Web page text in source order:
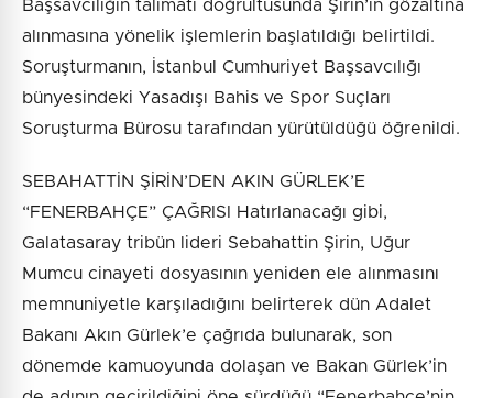
Başsavcılığın talimatı doğrultusunda Şirin’in gözaltına
alınmasına yönelik işlemlerin başlatıldığı belirtildi.
Soruşturmanın, İstanbul Cumhuriyet Başsavcılığı
bünyesindeki Yasadışı Bahis ve Spor Suçları
Soruşturma Bürosu tarafından yürütüldüğü öğrenildi.
SEBAHATTİN ŞİRİN’DEN AKIN GÜRLEK’E
“FENERBAHÇE” ÇAĞRISI Hatırlanacağı gibi,
Galatasaray tribün lideri Sebahattin Şirin, Uğur
Mumcu cinayeti dosyasının yeniden ele alınmasını
memnuniyetle karşıladığını belirterek dün Adalet
Bakanı Akın Gürlek’e çağrıda bulunarak, son
dönemde kamuoyunda dolaşan ve Bakan Gürlek’in